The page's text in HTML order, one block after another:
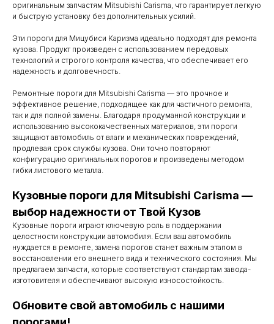
оригинальным запчастям Mitsubishi Carisma, что гарантирует легкую
и быструю установку без дополнительных усилий.
Эти пороги для Мицубиси Каризма идеально подходят для ремонта
кузова. Продукт произведен с использованием передовых
технологий и строгого контроля качества, что обеспечивает его
надежность и долговечность.
Ремонтные пороги для Mitsubishi Carisma — это прочное и
эффективное решение, подходящее как для частичного ремонта,
так и для полной замены. Благодаря продуманной конструкции и
использованию высококачественных материалов, эти пороги
защищают автомобиль от влаги и механических повреждений,
продлевая срок службы кузова. Они точно повторяют
конфигурацию оригинальных порогов и произведены методом
гибки листового металла.
Кузовные пороги для Mitsubishi Carisma —
выбор надежности от Твой Кузов
Кузовные пороги играют ключевую роль в поддержании
целостности конструкции автомобиля. Если ваш автомобиль
нуждается в ремонте, замена порогов станет важным этапом в
восстановлении его внешнего вида и технического состояния. Мы
предлагаем запчасти, которые соответствуют стандартам завода-
изготовителя и обеспечивают высокую износостойкость.
Обновите свой автомобиль с нашими
Контакты
Мы работаем
с понедельника
по субботу с 9.00
до 20.00